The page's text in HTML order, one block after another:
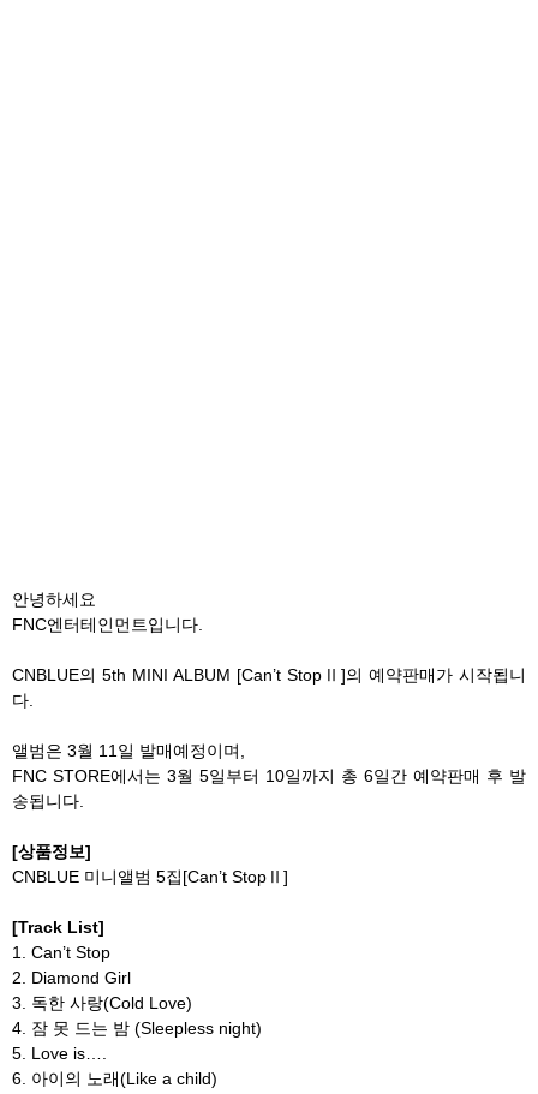
안녕하세요
FNC엔터테인먼트입니다.
CNBLUE의 5th MINI ALBUM [Can’t StopⅡ]의 예약판매가 시작됩니
다.
앨범은 3월 11일 발매예정이며,
FNC STORE에서는 3월 5일부터 10일까지 총 6일간 예약판매 후 발
송됩니다.
[상품정보]
CNBLUE 미니앨범 5집[Can’t StopⅡ]
[Track List]
1. Can’t Stop
2. Diamond Girl
3. 독한 사랑(Cold Love)
4. 잠 못 드는 밤 (Sleepless night)
5. Love is….
6. 아이의 노래(Like a child)